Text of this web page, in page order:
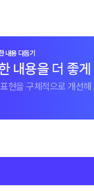
내용 다듬기
내용을 더 좋
현을 구체적으로 개선해